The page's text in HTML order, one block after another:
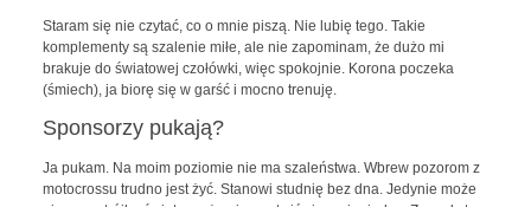
Staram się nie czytać, co o mnie piszą. Nie lubię tego. Takie
komplementy są szalenie miłe, ale nie zapominam, że dużo mi
brakuje do światowej czołówki, więc spokojnie. Korona poczeka
(śmiech), ja biorę się w garść i mocno trenuję.
Sponsorzy pukają?
Ja pukam. Na moim poziomie nie ma szaleństwa. Wbrew pozorom z
motocrossu trudno jest żyć. Stanowi studnię bez dna. Jedynie może